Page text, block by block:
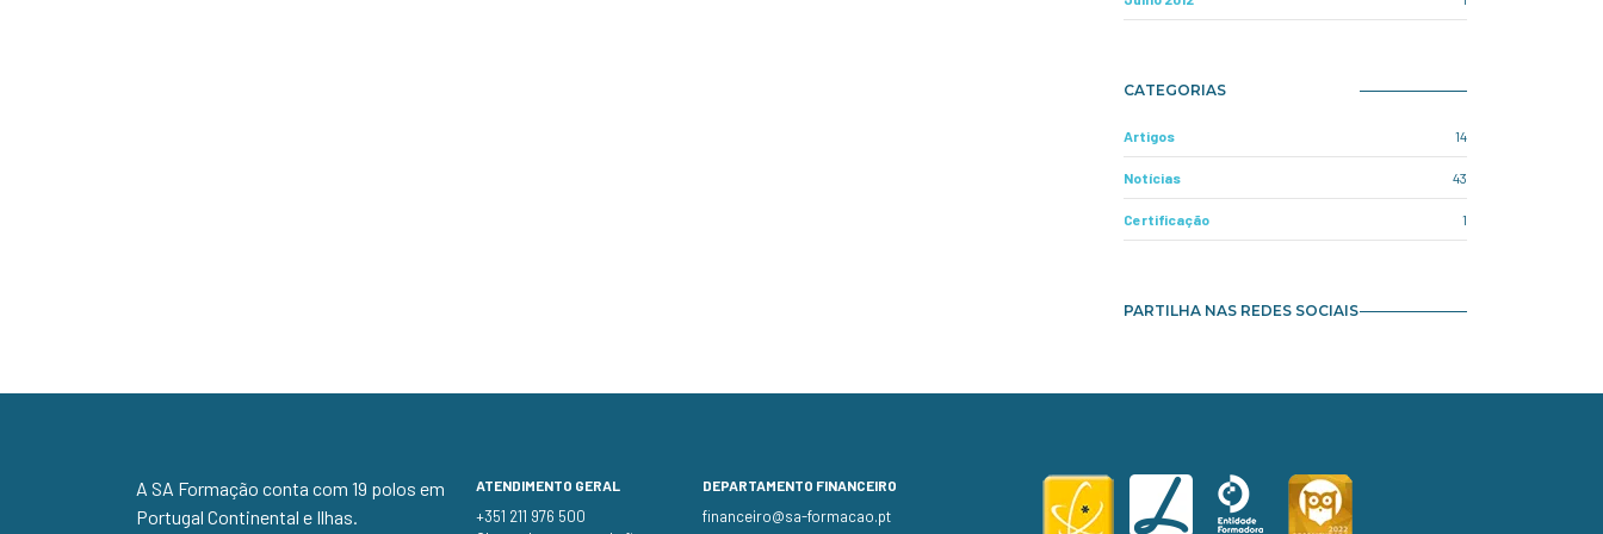
CATEGORIAS
Artigos 14
Notícias 43
Certificação 1
PARTILHA NAS REDES SOCIAIS
A SA Formação conta com 19 polos em
Portugal Continental e Ilhas.
ATENDIMENTO GERAL
+351 211 976 500
DEPARTAMENTO FINANCEIRO
financeiro@sa-formacao.pt